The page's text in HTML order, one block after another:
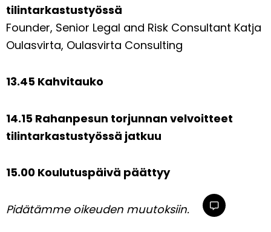
tilintarkastustyössä
Founder, Senior Legal and Risk Consultant Katja
Oulasvirta, Oulasvirta Consulting
13.45 Kahvitauko
14.15 Rahanpesun torjunnan velvoitteet
tilintarkastustyössä jatkuu
15.00 Koulutuspäivä päättyy
Pidätämme oikeuden muutoksiin.